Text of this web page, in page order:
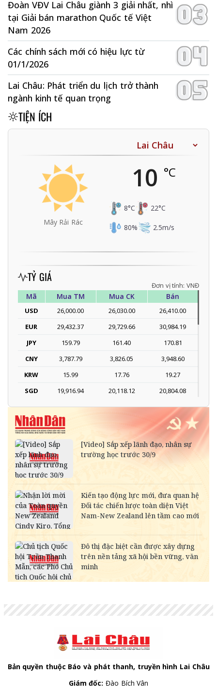
Đoàn VĐV Lai Châu giành 3 giải nhất, nhì
tại Giải bán marathon Quốc tế Việt
Nam 2026
Các chính sách mới có hiệu lực từ
01/1/2026
Lai Châu: Phát triển du lịch trở thành
ngành kinh tế quan trọng
TIỆN ÍCH
Mây Rải Rác
10 °C
8°C 22°C
80% 2.5m/s
TỶ GIÁ
Đơn vị tính: VNĐ
Mã Mua TM Mua CK Bán
USD 26,000.00 26,030.00
26,410.00
EUR
29,432.37 29,729.66
30,984.19
JPY
159.79 161.40
170.81
CNY
3,787.79 3,826.05
3,948.60
KRW
15.99 17.76
19.27
SGD
19,916.94 20,118.12
20,804.08
DKK
- 3,966.64
4,118.33
THB
809.42
SEK
2,702.79
2,817.41
SAR
6,945.42
RUB
NOK
- 2,697.17
2,811.55
MYR
6,347.10
6,485.21
KWD
84,917.43
89,033.66
CAD
18,222.10 18,406.17
18,995.72
CHF
31,486.79 31,804.84
32,823.55
INR
-
HKD
3,247.93 3,280.74
3,406.20
Bản quyền thuộc Báo và phát thanh, truyền hình Lai Châu
Giám đốc: Đào Bích Vân